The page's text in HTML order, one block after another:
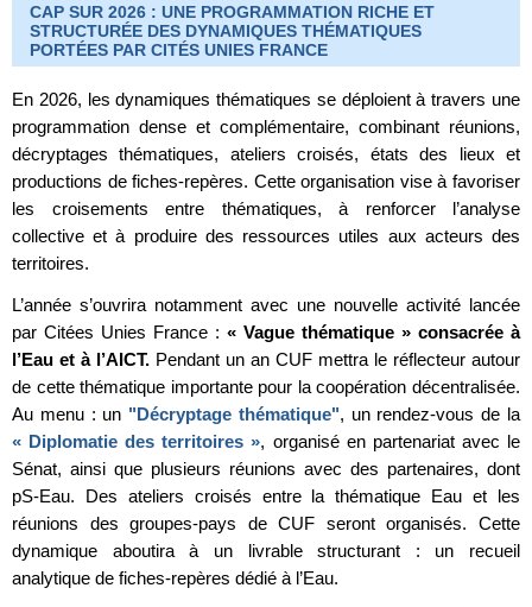
CAP SUR 2026 : UNE PROGRAMMATION RICHE ET
STRUCTURÉE DES DYNAMIQUES THÉMATIQUES
PORTÉES PAR CITÉS UNIES FRANCE
En 2026, les dynamiques thématiques se déploient à travers une
programmation dense et complémentaire, combinant réunions,
décryptages thématiques, ateliers croisés, états des lieux et
productions de fiches-repères. Cette organisation vise à favoriser
les croisements entre thématiques, à renforcer l’analyse
collective et à produire des ressources utiles aux acteurs des
territoires.
L’année s’ouvrira notamment avec une nouvelle activité lancée
par Citées Unies France : « Vague thématique » consacrée à
l’Eau et à l’AICT. Pendant un an CUF mettra le réflecteur autour
de cette thématique importante pour la coopération décentralisée.
Au menu : un "Décryptage thématique", un rendez-vous de la
« Diplomatie des territoires », organisé en partenariat avec le
Sénat, ainsi que plusieurs réunions avec des partenaires, dont
pS-Eau. Des ateliers croisés entre la thématique Eau et les
réunions des groupes-pays de CUF seront organisés. Cette
dynamique aboutira à un livrable structurant : un recueil
analytique de fiches-repères dédié à l’Eau.